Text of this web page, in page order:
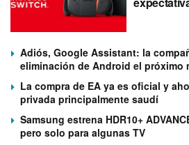
Adiós, Google Assistant: la
eliminación de Android el próximo
La compra de EA ya es oficial y
privada principalmente saudí
Samsung estrena HDR10+
pero solo para algunas TV